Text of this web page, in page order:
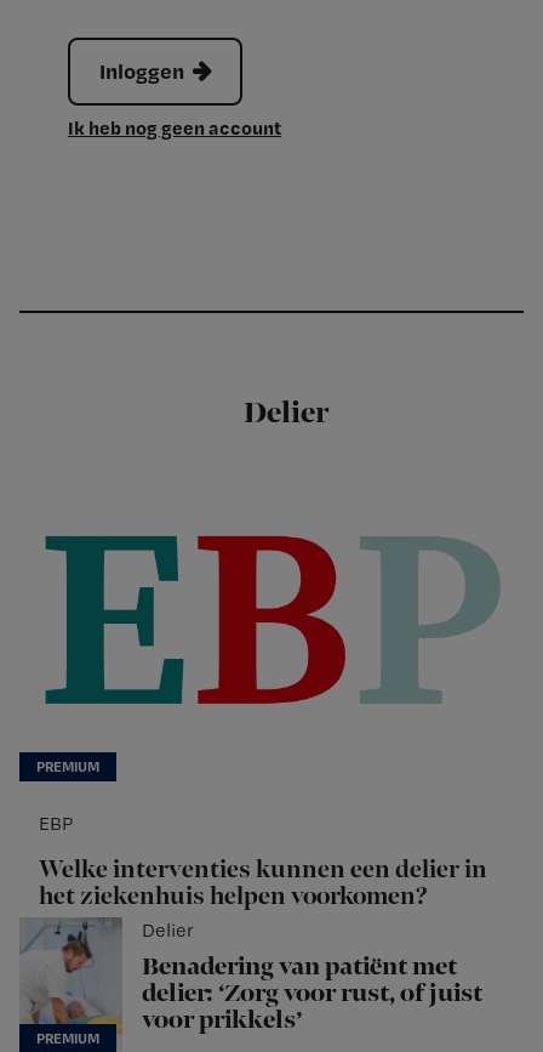
Inloggen
Ik heb nog geen account
Delier
EBP
Welke interventies kunnen een delier in
het ziekenhuis helpen voorkomen?
Delier
Benadering van patiënt met
delier: ‘Zorg voor rust, of juist
voor prikkels’